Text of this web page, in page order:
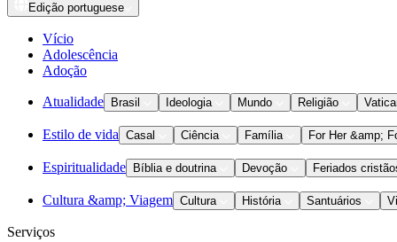
Edição portuguese
Vício
Adolescência
Adoção
Atualidade Brasil Ideologia Mundo Religião
Estilo de vida Casal Ciência Família For Her &amp;
Espiritualidade Bíblia e doutrina Devoção Feriados
Cultura &amp; Viagem Cultura História Santuários
Serviços